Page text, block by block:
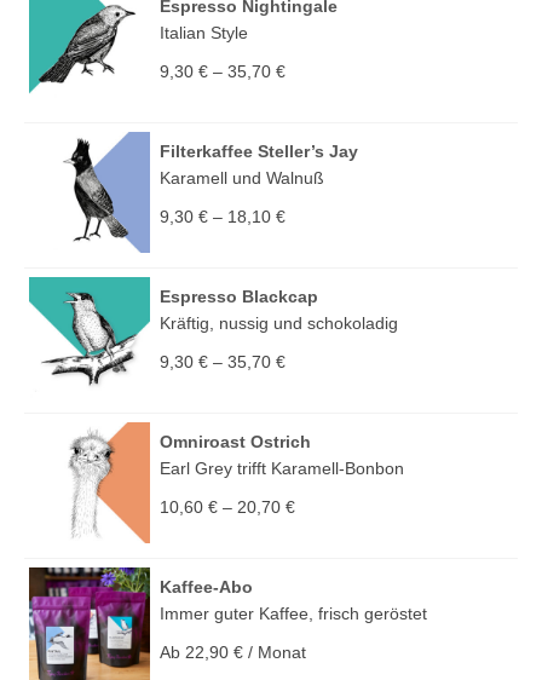
Espresso Nightingale
Italian Style
9,30 € – 35,70 €
Filterkaffee Steller’s Jay
Karamell und Walnuß
9,30 € – 18,10 €
Espresso Blackcap
Kräftig, nussig und schokoladig
9,30 € – 35,70 €
Omniroast Ostrich
Earl Grey trifft Karamell-Bonbon
10,60 € – 20,70 €
Kaffee-Abo
Immer guter Kaffee, frisch geröstet
Ab 22,90 € / Monat